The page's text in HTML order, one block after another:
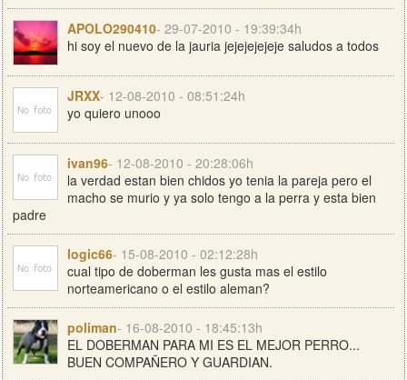
APOLO290410- 29-07-2010 - 19:39:34h
hi soy el nuevo de la jauria jejejejejeje saludos a todos
JRXX- 12-08-2010 - 08:51:24h
yo quiero unooo
ivan96- 12-08-2010 - 20:28:06h
la verdad estan bien chidos yo tenia la pareja pero el
macho se murio y ya solo tengo a la perra y esta bien
padre
logic66- 15-08-2010 - 02:12:28h
cual tipo de doberman les gusta mas el estilo
norteamericano o el estilo aleman?
poliman- 16-08-2010 - 18:45:13h
EL DOBERMAN PARA MI ES EL MEJOR PERRO...
BUEN COMPAÑERO Y GUARDIAN.